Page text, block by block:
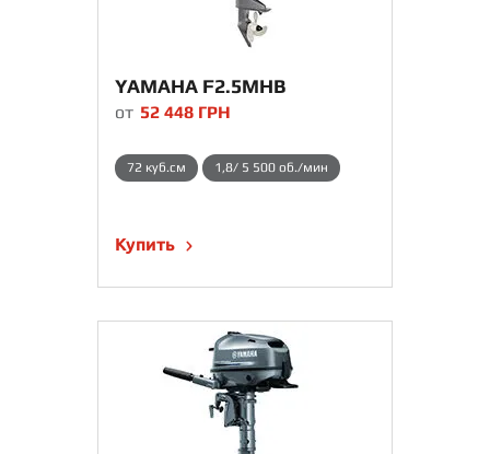
YAMAHA F2.5MHB
от 52 448 ГРН
72 куб.см 1,8/ 5 500 об./мин
Купить